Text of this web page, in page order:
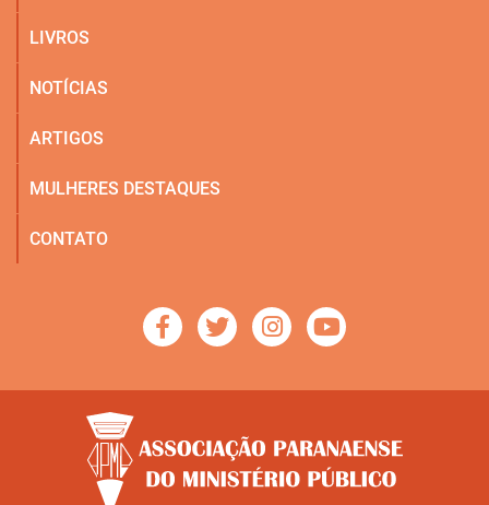
LIVROS
NOTÍCIAS
ARTIGOS
MULHERES DESTAQUES
CONTATO